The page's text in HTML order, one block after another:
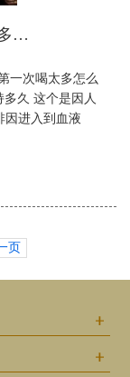
东革阿里的咖啡喝完多久正常(东革阿里咖啡第一次喝太多怎么办)
一次喝太多怎么
多久 这个是因人
因进入到血液
页